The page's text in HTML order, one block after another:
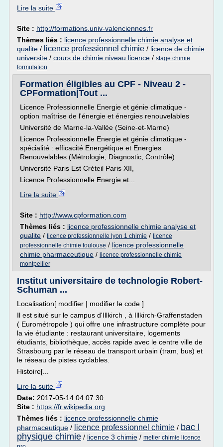
Lire la suite
Site : http://formations.univ-valenciennes.fr
Thèmes liés : licence professionnelle chimie analyse et
qualite / licence professionnel chimie / licence de chimie
universite / cours de chimie niveau licence / stage chimie
formulation
Formation éligibles au CPF - Niveau 2 -
CPFormation|Tout ...
Licence Professionnelle Energie et génie climatique -
option maîtrise de l'énergie et énergies renouvelables
Université de Marne-la-Vallée (Seine-et-Marne)
Licence Professionnelle Energie et génie climatique -
spécialité : efficacité Energétique et Energies
Renouvelables (Métrologie, Diagnostic, Contrôle)
Université Paris Est Créteil Paris XII,
Licence Professionnelle Energie et...
Lire la suite
Site : http://www.cpformation.com
Thèmes liés : licence professionnelle chimie analyse et
qualite / licence professionnelle lyon 1 chimie / licence
professionnelle chimie toulouse / licence professionnelle
chimie pharmaceutique / licence professionnelle chimie
montpellier
Institut universitaire de technologie Robert-
Schuman ...
Localisation[ modifier | modifier le code ]
Il est situé sur le campus d'Illkirch , à Illkirch-Graffenstaden
( Eurométropole ) qui offre une infrastructure complète pour
la vie étudiante : restaurant universitaire, logements
étudiants, bibliothèque, accès rapide avec le centre ville de
Strasbourg par le réseau de transport urbain (tram, bus) et
le réseau de pistes cyclables.
Histoire[...
Lire la suite
Date: 2017-05-14 04:07:30
Site : https://fr.wikipedia.org
Thèmes liés : licence professionnelle chimie
pharmaceutique / licence professionnel chimie / bac l
physique chimie / licence 3 chimie / metier chimie licence